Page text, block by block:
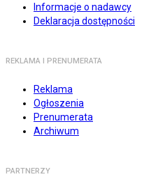
Informacje o nadawcy
Deklaracja dostępności
REKLAMA I PRENUMERATA
Reklama
Ogłoszenia
Prenumerata
Archiwum
PARTNERZY